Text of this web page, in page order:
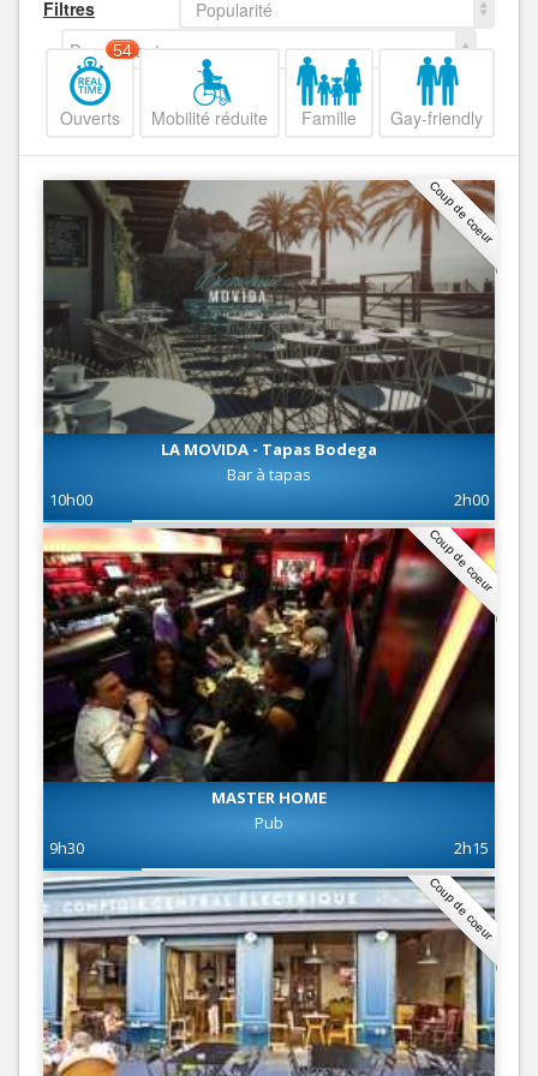
Filtres
Popularité
Decroissant
Ouverts
54
Mobilité réduite Famille Gay-friendly
Coup de coeur
LA MOVIDA - Tapas Bodega
Bar à tapas
10h00
2h00
Coup de coeur
MASTER HOME
Pub
9h30
2h15
Coup de coeur